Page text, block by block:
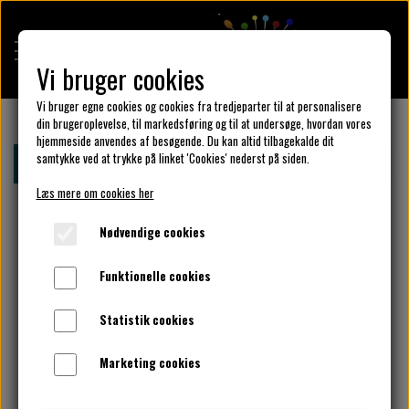
KULÖR DESIGN
DESIGN DIN KJOLE
UNIKA PAKKER
KLAR PARAT
Forside Design din KulörKjole Vælg kantbånd her.
Vi bruger cookies
Vi bruger egne cookies og cookies fra tredjeparter til at personalisere
din brugeroplevelse, til markedsføring og til at undersøge, hvordan vores
hjemmeside anvendes af besøgende. Du kan altid tilbagekalde dit
samtykke ved at trykke på linket 'Cookies' nederst på siden.
Læs mere om cookies her
Nødvendige cookies
Funktionelle cookies
Statistik cookies
Marketing cookies